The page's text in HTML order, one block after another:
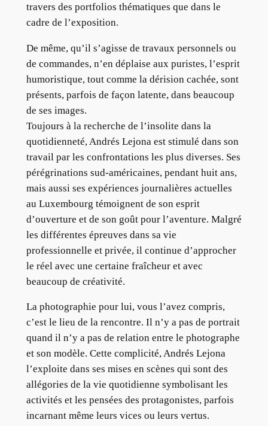
travers des portfolios thématiques que dans le
cadre de l’exposition.
De même, qu’il s’agisse de travaux personnels ou
de commandes, n’en déplaise aux puristes, l’esprit
humoristique, tout comme la dérision cachée, sont
présents, parfois de façon latente, dans beaucoup
de ses images.
Toujours à la recherche de l’insolite dans la
quotidienneté, Andrés Lejona est stimulé dans son
travail par les confrontations les plus diverses. Ses
pérégrinations sud-américaines, pendant huit ans,
mais aussi ses expériences journalières actuelles
au Luxembourg témoignent de son esprit
d’ouverture et de son goût pour l’aventure. Malgré
les différentes épreuves dans sa vie
professionnelle et privée, il continue d’approcher
le réel avec une certaine fraîcheur et avec
beaucoup de créativité.
La photographie pour lui, vous l’avez compris,
c’est le lieu de la rencontre. Il n’y a pas de portrait
quand il n’y a pas de relation entre le photographe
et son modèle. Cette complicité, Andrés Lejona
l’exploite dans ses mises en scènes qui sont des
allégories de la vie quotidienne symbolisant les
activités et les pensées des protagonistes, parfois
incarnant même leurs vices ou leurs vertus.